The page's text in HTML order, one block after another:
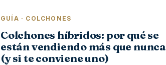
GUÍA · COLCHONES
Colchones híbridos: por qué se
están vendiendo más que nunca
(y si te conviene uno)